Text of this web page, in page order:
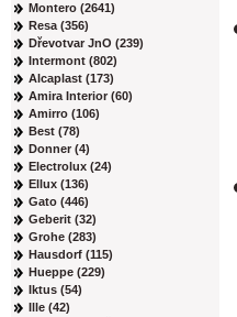
Montero (2641)
Resa (356)
Dřevotvar JnO (239)
Intermont (802)
Alcaplast (173)
Amira Interior (60)
Amirro (106)
Best (78)
Donner (4)
Electrolux (24)
Ellux (136)
Gato (446)
Geberit (32)
Grohe (283)
Hausdorf (115)
Hueppe (229)
Iktus (54)
Ille (42)